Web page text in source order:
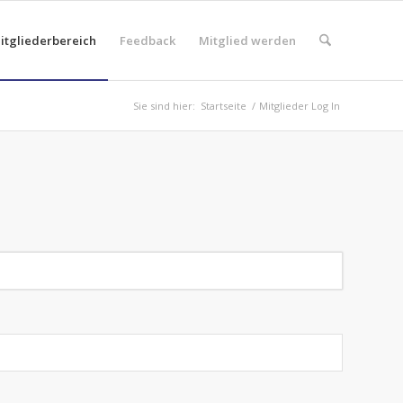
Feedback Mitglied werden
Sie sind hier: Startseite / Mitglieder Log In